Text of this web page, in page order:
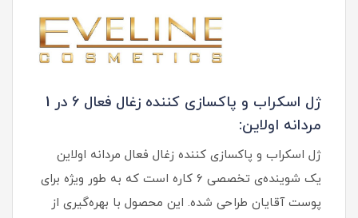
ژل اسکراب و پاکسازی‌ کننده زغال فعال 6 در 1
مردانه اولاین:
ژل اسکراب و پاکسازی‌ کننده زغال فعال مردانه اولاین
یک شوینده‌ی تخصصی ۶ کاره است که به‌ طور ویژه برای
پوست آقایان طراحی شده. این محصول با بهره‌گیری از